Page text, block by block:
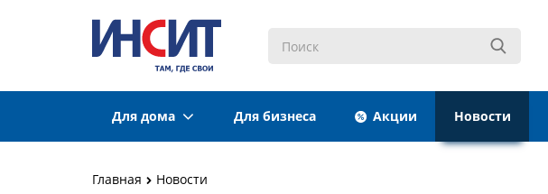
Для дома Для бизнеса Акции Новости
Главная Новости